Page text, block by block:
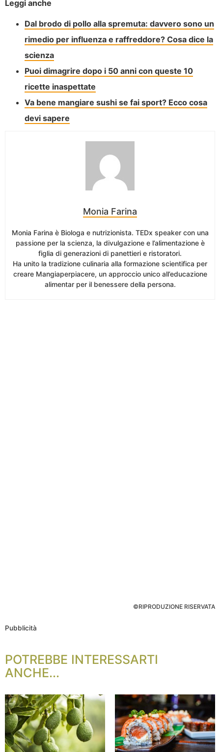
Leggi anche
Dal brodo di pollo alla spremuta: davvero sono un
rimedio per influenza e raffreddore? Cosa dice la
scienza
Puoi dimagrire dopo i 50 anni con queste 10
ricette inaspettate
Va bene mangiare sushi se fai sport? Ecco cosa
devi sapere
Monia Farina
Monia Farina è Biologa e nutrizionista. TEDx speaker con una
passione per la scienza, la divulgazione e l’alimentazione è
figlia di generazioni di panettieri e ristoratori.
Ha unito la tradizione culinaria alla formazione scientifica per
creare Mangiaperpiacere, un approccio unico all’educazione
alimentar per il benessere della persona.
©RIPRODUZIONE RISERVATA
Pubblicità
POTREBBE INTERESSARTI
ANCHE...